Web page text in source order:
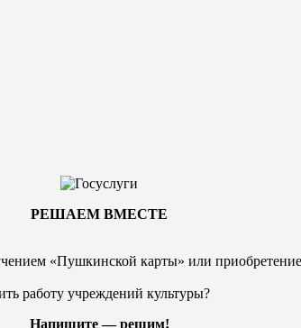
РЕШАЕМ ВМЕСТЕ
«Пушкинской карты» или
работу учреждений культуры?
Напишите — решим!